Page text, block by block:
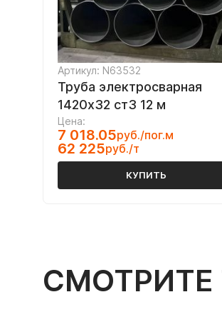
Артикул: N63532
Труба электросварная
1420х32 ст3 12 м
Цена:
7 018.05руб./пог.м
62 225руб./т
КУПИТЬ
СМОТРИТЕ